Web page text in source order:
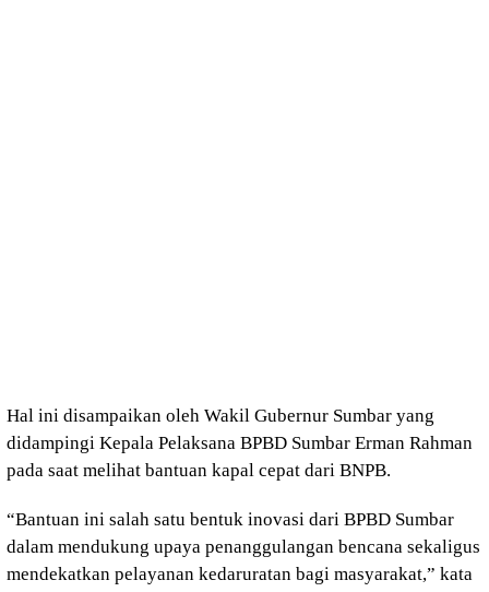
Hal ini disampaikan oleh Wakil Gubernur Sumbar yang
didampingi Kepala Pelaksana BPBD Sumbar Erman Rahman
pada saat melihat bantuan kapal cepat dari BNPB.
“Bantuan ini salah satu bentuk inovasi dari BPBD Sumbar
dalam mendukung upaya penanggulangan bencana sekaligus
mendekatkan pelayanan kedaruratan bagi masyarakat,” kata